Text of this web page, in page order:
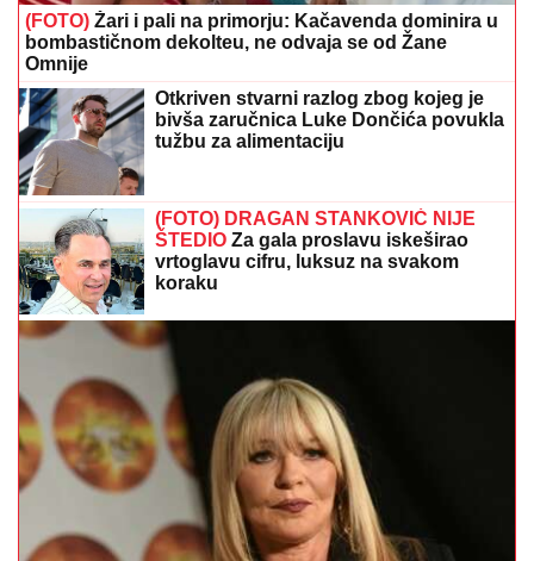
(FOTO) Žari i pali na primorju: Kačavenda dominira u
bombastičnom dekolteu, ne odvaja se od Žane
Omnije
Otkriven stvarni razlog zbog kojeg je
bivša zaručnica Luke Dončića povukla
tužbu za alimentaciju
(FOTO) DRAGAN STANKOVIĆ NIJE
ŠTEDIO Za gala proslavu iskeširao
vrtoglavu cifru, luksuz na svakom
koraku